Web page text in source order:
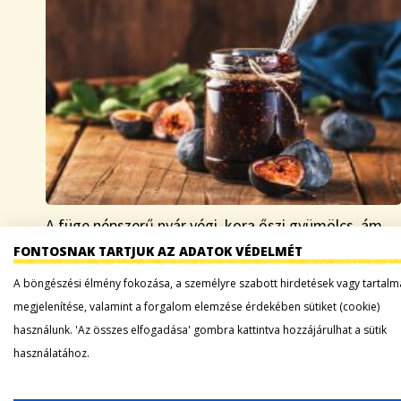
A füge népszerű nyár végi, kora őszi gyümölcs, ám
azt kevesen tudják, hogy amit elfogyasztunk, az
igazából nem nevezhető sem termésnek, sem
gyümölcsnek. A füge termései valójában azok a
piciny…
FONTOSNAK TARTJUK AZ ADATOK VÉDELMÉT
A böngészési élmény fokozása, a személyre szabott hirdetések vagy
megjelenítése, valamint a forgalom elemzése érdekében sütiket (cookie)
használunk. 'Az összes elfogadása' gombra kattintva hozzájárulhat a sütik
használatához.